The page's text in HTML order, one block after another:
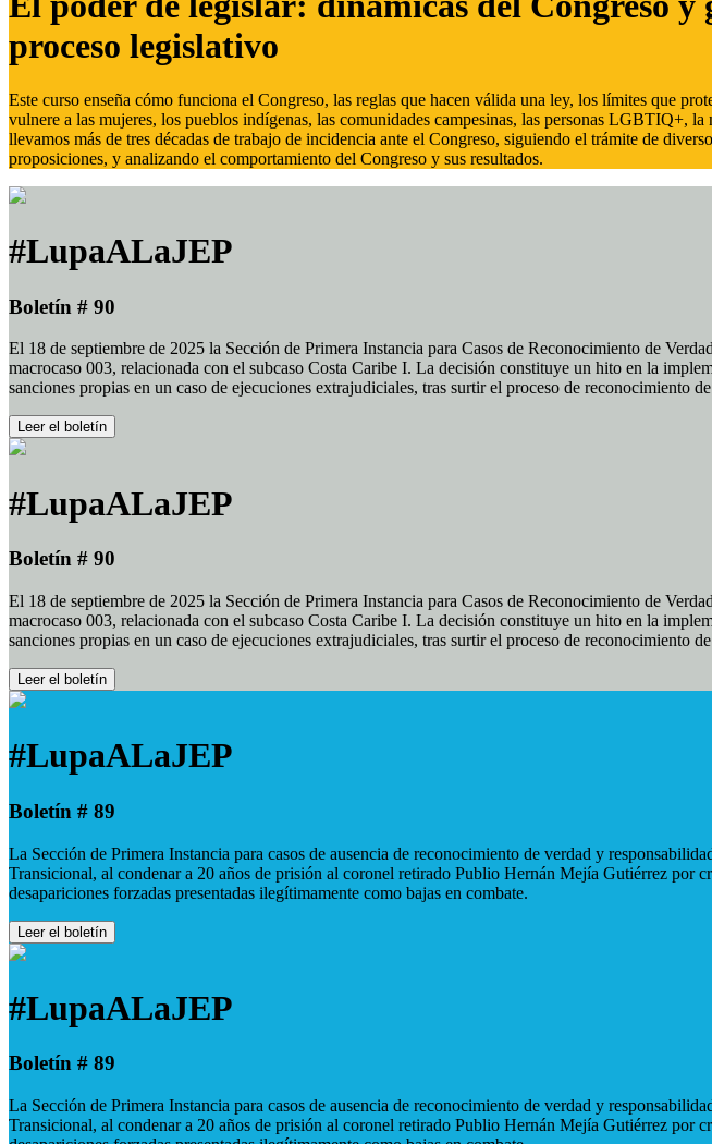
proceso legislativo
Este curso enseña cómo funciona el Congreso, las reglas que hacen válida una ley, los límites que
vulnere a las mujeres, los pueblos indígenas, las comunidades campesinas, las personas LGBTIQ+,
llevamos más de tres décadas de trabajo de incidencia ante el Congreso, siguiendo el trámite de
proposiciones, y analizando el comportamiento del Congreso y sus resultados.
#LupaALaJEP
Boletín # 90
El 18 de septiembre de 2025 la Sección de Primera Instancia para Casos de Reconocimiento de
macrocaso 003, relacionada con el subcaso Costa Caribe I. La decisión constituye un hito en la
sanciones propias en un caso de ejecuciones extrajudiciales, tras surtir el proceso de reconocimiento
Leer el boletín
#LupaALaJEP
Boletín # 90
El 18 de septiembre de 2025 la Sección de Primera Instancia para Casos de Reconocimiento de
macrocaso 003, relacionada con el subcaso Costa Caribe I. La decisión constituye un hito en la
sanciones propias en un caso de ejecuciones extrajudiciales, tras surtir el proceso de reconocimiento
Leer el boletín
#LupaALaJEP
Boletín # 89
La Sección de Primera Instancia para casos de ausencia de reconocimiento de verdad y
Transicional, al condenar a 20 años de prisión al coronel retirado Publio Hernán Mejía Gutiérrez por
desapariciones forzadas presentadas ilegítimamente como bajas en combate.
Leer el boletín
#LupaALaJEP
Boletín # 89
La Sección de Primera Instancia para casos de ausencia de reconocimiento de verdad y
Transicional, al condenar a 20 años de prisión al coronel retirado Publio Hernán Mejía Gutiérrez por